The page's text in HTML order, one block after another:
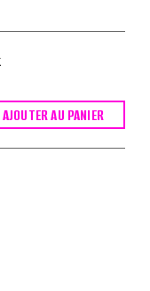
AJOUTER AU PANIER